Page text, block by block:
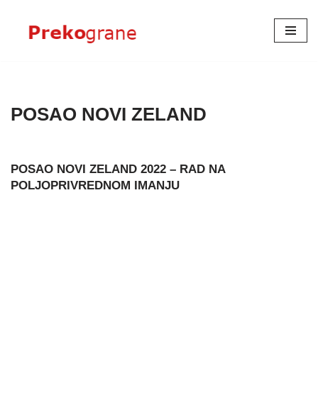
Skoči
POSAO NOVI ZELAND
POSAO NOVI ZELAND 2022 – RAD NA
POLJOPRIVREDNOM IMANJU